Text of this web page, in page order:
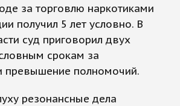
за торговлю наркотиками
получил 5 лет условно. В
суд приговорил двух
срокам за
превышение полномочий.
резонансные дела